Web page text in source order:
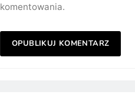
komentowania.